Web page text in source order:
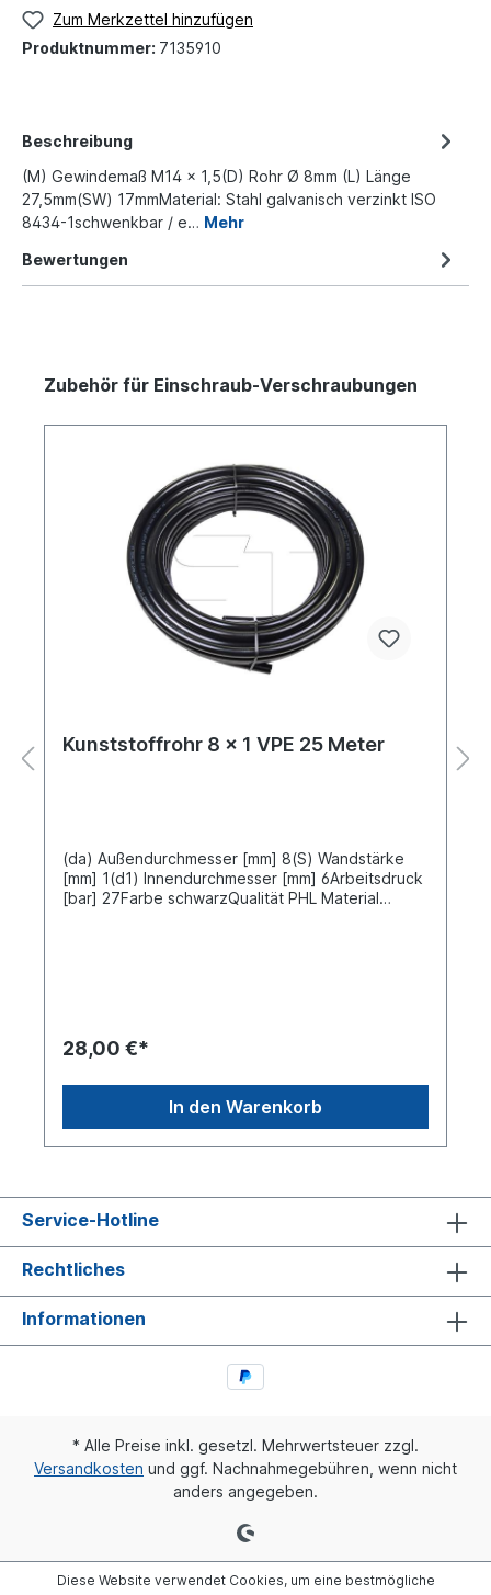
Zum Merkzettel hinzufügen
Produktnummer: 7135910
Beschreibung
(M) Gewindemaß M14 x 1,5(D) Rohr Ø 8mm (L) Länge
27,5mm(SW) 17mmMaterial: Stahl galvanisch verzinkt ISO
8434-1schwenkbar / e… Mehr
Bewertungen
Zubehör für Einschraub-Verschraubungen
Kunststoffrohr 8 x 1 VPE 25 Meter
(da) Außendurchmesser [mm] 8(S) Wandstärke
[mm] 1(d1) Innendurchmesser [mm] 6Arbeitsdruck
[bar] 27Farbe schwarzQualität PHL Material
28,00 €*
In den Warenkorb
Service-Hotline
Rechtliches
Informationen
* Alle Preise inkl. gesetzl. Mehrwertsteuer zzgl.
Versandkosten und ggf. Nachnahmegebühren, wenn nicht
anders angegeben.
Diese Website verwendet Cookies, um eine bestmögliche